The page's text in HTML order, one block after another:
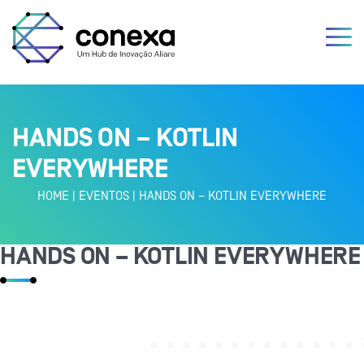
HANDS ON – KOTLIN
EVERYWHERE
HOME | EVENTOS | HANDS ON – KOTLIN EVERYWHERE
HANDS ON – KOTLIN EVERYWHERE